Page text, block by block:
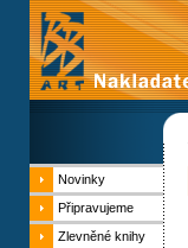
Novinky
Připravujeme
Zlevněné knihy